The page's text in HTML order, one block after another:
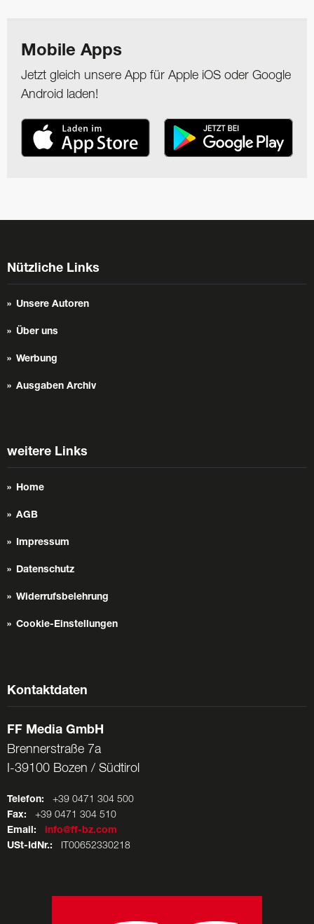
Mobile Apps
Jetzt gleich unsere App für Apple iOS oder Google
Android laden!
Nützliche Links
Unsere Autoren
Über uns
Werbung
Ausgaben Archiv
weitere Links
Home
AGB
Impressum
Datenschutz
Widerrufsbelehrung
Cookie-Einstellungen
Kontaktdaten
FF Media GmbH
Brennerstraße 7a
I-39100 Bozen / Südtirol
Telefon: +39 0471 304 500
Fax: +39 0471 304 510
Email:
info@ff-bz.com
USt-IdNr.: IT00652330218